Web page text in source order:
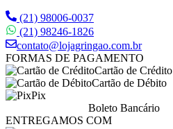
(21) 98006-0037
(21) 98246-1826
contato@lojagringao.com.br
FORMAS DE PAGAMENTO
Cartão de Crédito
Cartão de Débito
Pix
Boleto Bancário
ENTREGAMOS COM